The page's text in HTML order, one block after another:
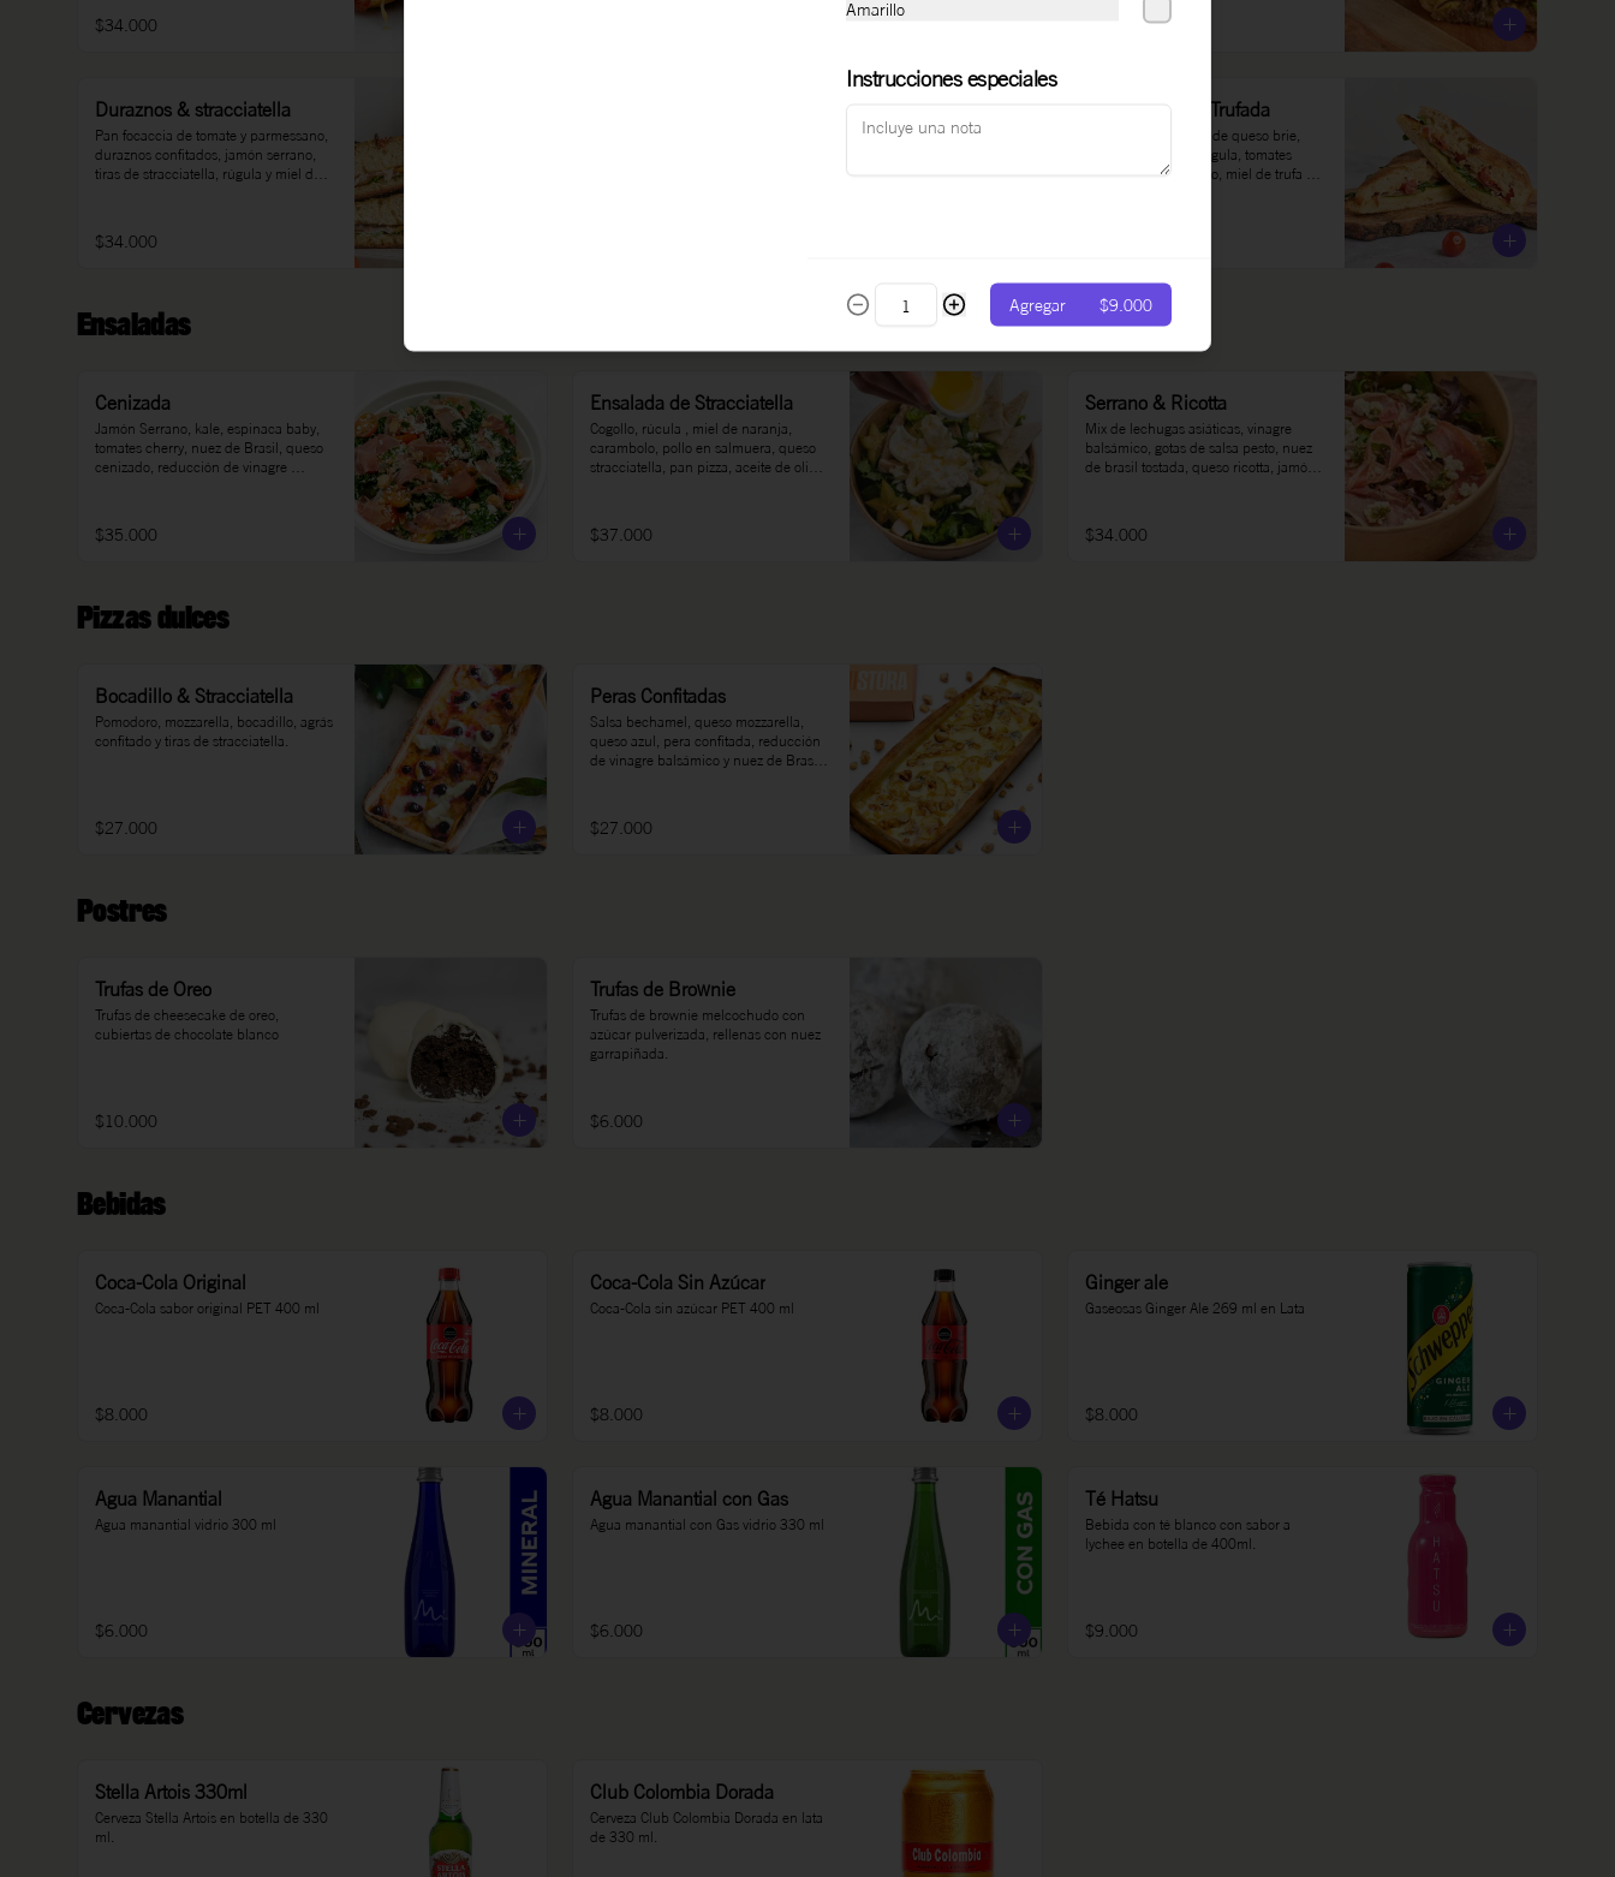
$34.000 $35.000
Duraznos & stracciatella
Pan focaccia de tomate y parmessano,
duraznos confitados, jamón serrano,
tiras de stracciatella, rúgula y miel de
$34.000
Serrano & Miel Trufada
Pan focaccia, crema de queso brie,
queso mozzarella, rúgula, tomates
cherry, jamón serrano, miel de trufa
Ensaladas
Cenizada
Jamón Serrano, kale, espinaca baby,
tomates cherry, nuez de Brasil, queso
cenizado, reducción de vinagre
$35.000
Ensalada de Stracciatella
Cogollo, rúcula , miel de naranja,
carambolo, pollo en salmuera, queso
stracciatella, pan pizza, aceite de oliva,
$37.000
Serrano & Ricotta
Mix de lechugas asiáticas, vinagre
balsámico, gotas de salsa pesto, nuez
de brasil tostada, queso ricotta, jamón
$34.000
Pizzas dulces
Bocadillo & Stracciatella
Pomodoro, mozzarella, bocadillo, agrás
confitado y tiras de stracciatella.
$27.000
Peras Confitadas
Salsa bechamel, queso mozzarella,
queso azul, pera confitada, reducción
de vinagre balsámico y nuez de Brasil
$27.000
Postres
Trufas de Oreo
Trufas de cheesecake de oreo,
cubiertas de chocolate blanco
$10.000
Trufas de Brownie
Trufas de brownie melcochudo con
azúcar pulverizada, rellenas con nuez
garrapiñada.
$6.000
Bebidas
Coca-Cola Original
Coca-Cola sabor original PET 400 ml
$8.000
Coca-Cola Sin Azúcar
Coca-Cola sin azúcar PET 400 ml
$8.000
Ginger ale
Gaseosas Ginger Ale 269 ml en Lata
$8.000
Agua Manantial
Agua manantial vidrio 300 ml
$6.000
Agua Manantial con Gas
Agua manantial con Gas vidrio 330 ml
$6.000
Té Hatsu
Bebida con té blanco con sabor a
lychee en botella de 400ml.
$9.000
Cervezas
Stella Artois 330ml
Cerveza Stella Artois en botella de 330
ml.
Club Colombia Dorada
Cerveza Club Colombia Dorada en lata
de 330 ml.
Amarillo
Instrucciones especiales
Agregar $9.000